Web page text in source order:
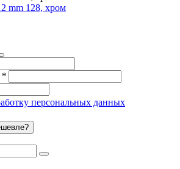
*
персональных данных